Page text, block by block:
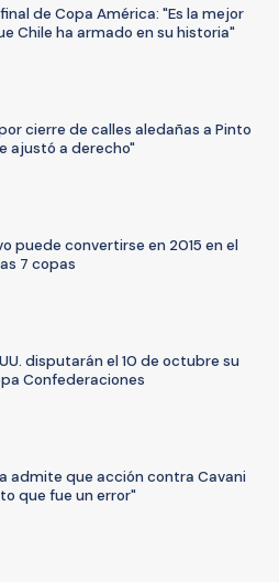
de Copa América: "Es la mejor
Chile ha armado en su historia"
cierre de calles aledañas a Pinto
ajustó a derecho"
puede convertirse en 2015 en el
7 copas
disputarán el 10 de octubre su
Confederaciones
admite que acción contra Cavani
que fue un error"